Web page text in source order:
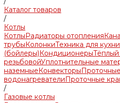
Каталог товаров
/
Котлы
КотлыРадиаторы отопления
трубыКолонкиТехника для кухни
(бойлеры)Кондиционеры
резьбовойУплотнительные
наземныеКонвекторыПроточные
водонагревателиПроточные
/
Газовые котлы